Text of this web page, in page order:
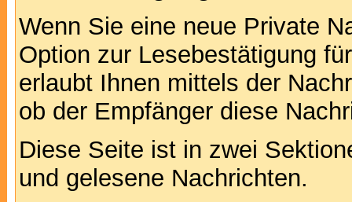
Wenn Sie eine neue Private
Option zur Lesebestätigung
erlaubt Ihnen mittels der
ob der Empfänger diese
Diese Seite ist in zwei
und gelesene Nachrichten.